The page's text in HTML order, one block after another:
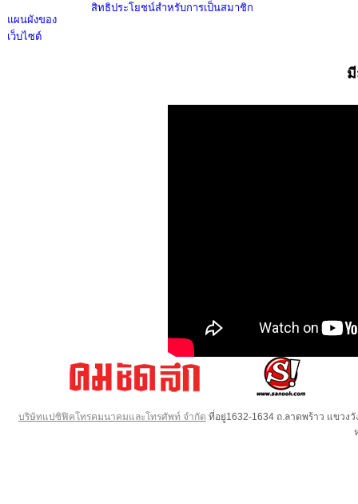
แผนผังของ
เว็บไซต์
สิทธิประโยชน์สำหรับการเป็นสมาชิก
บริษัทแปซิฟิคโทรคมนาคมและโทรศัพท์ จำกัด ที่อยู่1632-1634 ถ.ลาดพร้าว แขวง